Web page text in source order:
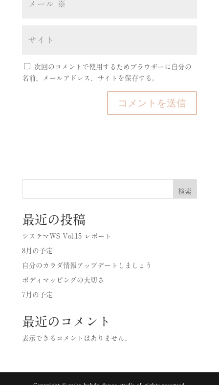
次回のコメントで使用するためブラウザーに自分の
名前、メールアドレス、サイトを保存する。
検索
最近の投稿
システマWS Vol.15 レポート
8月の予定
自分のカラダ情報アップデートしましょう
ボディマッピングの大切さ
7月の予定
最近のコメント
表示できるコメントはありません。